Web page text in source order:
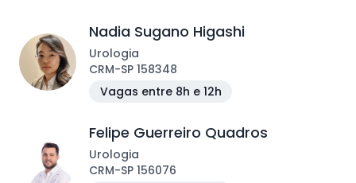
Nadia Sugano Higashi
Urologia
CRM-SP 158348
Vagas entre 8h e 12h
Felipe Guerreiro Quadros
Urologia
CRM-SP 156076